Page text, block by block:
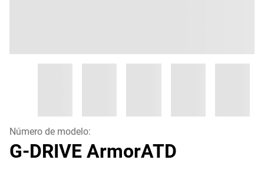
Número de modelo:
G-DRIVE ArmorATD